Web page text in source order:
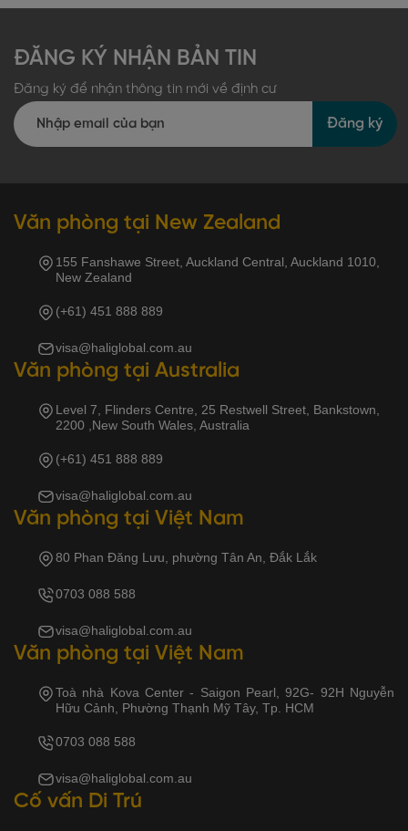
ĐĂNG KÝ NHẬN BẢN TIN
Đăng ký để nhận thông tin mới về định cư
Đăng ký
Văn phòng tại New Zealand
155 Fanshawe Street, Auckland Central, Auckland 1010,
New Zealand
(+61) 451 888 889
visa@haliglobal.com.au
Văn phòng tại Australia
Level 7, Flinders Centre, 25 Restwell Street, Bankstown,
2200 ,New South Wales, Australia
(+61) 451 888 889
visa@haliglobal.com.au
Văn phòng tại Việt Nam
80 Phan Đăng Lưu, phường Tân An, Đắk Lắk
0703 088 588
visa@haliglobal.com.au
Văn phòng tại Việt Nam
Toà nhà Kova Center - Saigon Pearl, 92G- 92H Nguyễn
Hữu Cảnh, Phường Thạnh Mỹ Tây, Tp. HCM
0703 088 588
visa@haliglobal.com.au
Cố vấn Di Trú